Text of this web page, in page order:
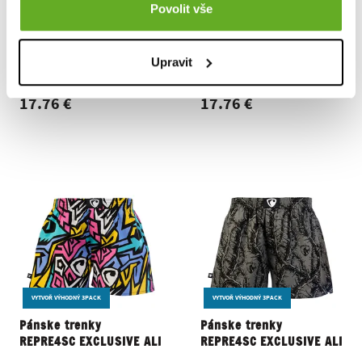
Povolit vše
Upravit
Pánske trenky
17.76 €
Pánske trenky
REPRE4SC EXCLUSIVE ALI
17.76 €
VYTVOŘ VÝHODNÝ 3PACK
Pánske trenky
REPRE4SC EXCLUSIVE ALI
VYTVOŘ VÝHODNÝ 3PACK
Pánske trenky
REPRE4SC EXCLUSIVE ALI